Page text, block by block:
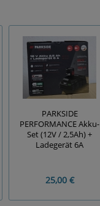
PARKSIDE
PERFORMANCE Akku-
Set (12V / 2,5Ah) +
Ladegerät 6A
25,00 €